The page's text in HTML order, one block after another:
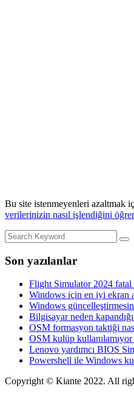
Bu site istenmeyenleri azaltmak
verilerinizin nasıl işlendiğini
Son yazılanlar
Flight Simulator 2024 fatal
Windows için en iyi ekran
Windows
Bilgisayar neden
OSM formasyon taktiği
OSM kulüp kullanılamıyor
Lenovo yardımcı BIOS
Powershell ile Windows
Copyright © Kiante 2022. All